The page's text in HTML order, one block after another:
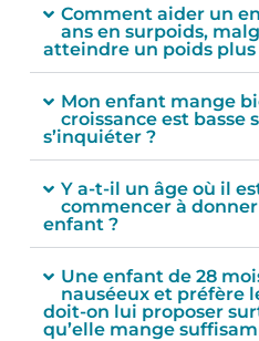
Comment aider un
ans en surpoids,
atteindre un poids plus
Mon enfant mange
croissance est basse
s’inquiéter ?
Y a-t-il un âge où il
commencer à
enfant ?
Une enfant de 28
nauséeux et préfère
doit-on lui proposer
qu’elle mange